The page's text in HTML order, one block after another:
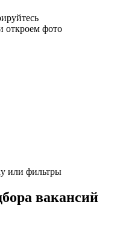
откроем фото
или фильтры
вакансий